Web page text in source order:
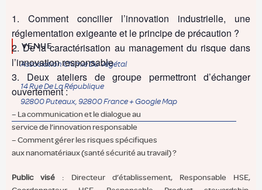
VENUE
Association Chimie Du Végétal
14 Rue De La République
92800 Puteaux,92800France+ Google Map
Comment concilier l’innovation industrielle, une
réglementation exigeante et le principe de précaution ?
De la caractérisation au management du risque dans
l’innovation responsable
Deux ateliers de groupe permettront d’échanger
ouvertement :
– La communication et le dialogue au
service de l’innovation responsable
– Comment gérer les risques spécifiques
aux nanomatériaux (santé sécurité au travail) ?
Public visé : Directeur d’établissement, Responsable HSE,